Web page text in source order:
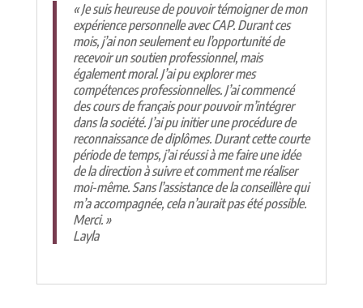
« Je suis heureuse de pouvoir témoigner de mon
expérience personnelle avec CAP. Durant ces
mois, j’ai non seulement eu l’opportunité de
recevoir un soutien professionnel, mais
également moral. J’ai pu explorer mes
compétences professionnelles. J’ai commencé
des cours de français pour pouvoir m’intégrer
dans la société. J’ai pu initier une procédure de
reconnaissance de diplômes. Durant cette courte
période de temps, j’ai réussi à me faire une idée
de la direction à suivre et comment me réaliser
moi-même. Sans l’assistance de la conseillère qui
m’a accompagnée, cela n’aurait pas été possible.
Merci. »
Layla